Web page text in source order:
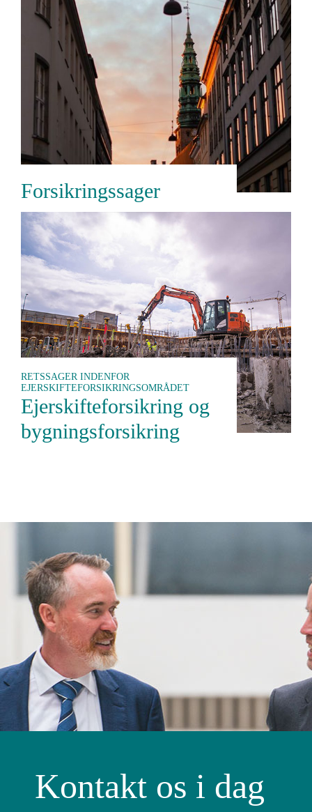
Forsikringssager
RETSSAGER INDENFOR
EJERSKIFTEFORSIKRINGSOMRÅDET
Ejerskifteforsikring og
bygningsforsikring
Kontakt os i dag